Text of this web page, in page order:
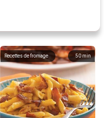
50 min
Recettes de fromage